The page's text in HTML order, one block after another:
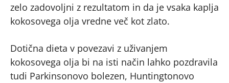
zelo zadovoljni z rezultatom in da je vsaka kaplja
kokosovega olja vredne več kot zlato.
Dotična dieta v povezavi z uživanjem
kokosovega olja bi na isti način lahko pozdravila
tudi Parkinsonovo bolezen, Huntingtonovo